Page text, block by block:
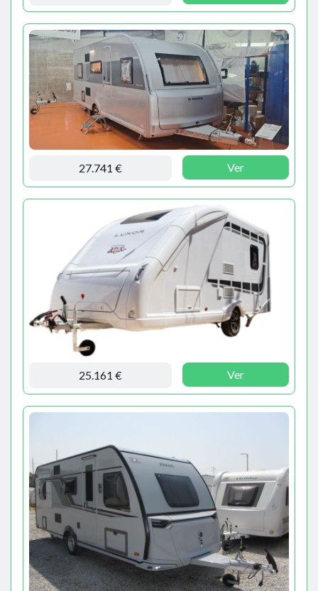
27.741 € Ver
25.161 € Ver